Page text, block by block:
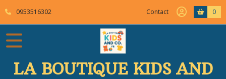
0953516302 Contact 0
LA BOUTIQUE KIDS AND